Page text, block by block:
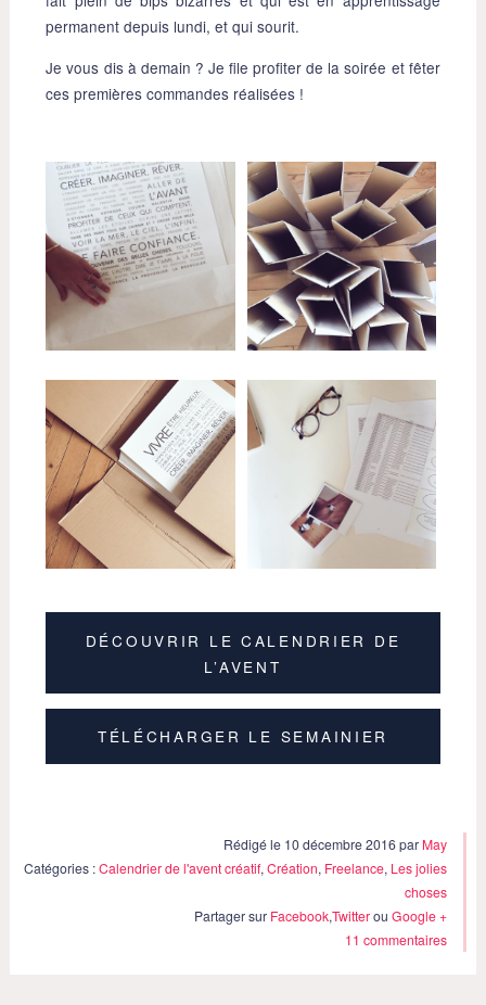
permanent depuis lundi, et qui sourit.
Je vous dis à demain ? Je file profiter de la soirée et fêter
ces premières commandes réalisées !
DÉCOUVRIR LE CALENDRIER DE
L’AVENT
TÉLÉCHARGER LE SEMAINIER
Rédigé le 10 décembre 2016 par May
Catégories :Calendrier de l'avent créatif,Création, Freelance, Les jolies
choses
Partager sur Facebook,TwitterouGoogle +
11 commentaires